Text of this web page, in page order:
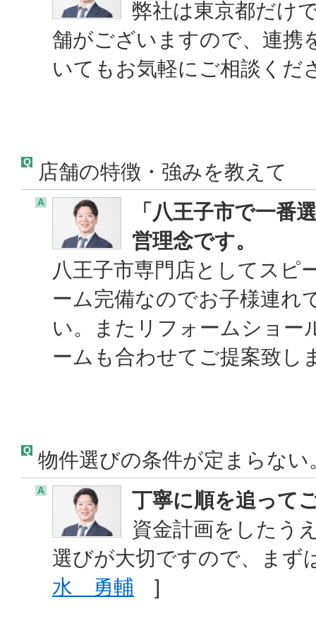
弊社は東京都だけ
舗がございますので、連携
いてもお気軽にご相談
Q 店舗の特徴・強みを教えて
A
「八王子市で一番
営理念です。
八王子市専門店としてスピ
ーム完備なのでお子様連れ
い。またリフォームショー
ームも合わせてご提案
Q 物件選びの条件が定まらな
A
丁寧に順を追って
資金計画をしたう
選びが大切ですので、
水 勇輔 ]